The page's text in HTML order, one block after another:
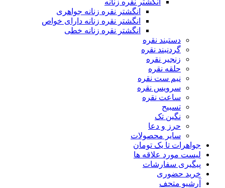
انگشتر نقره زنانه جواهری
انگشتر نقره زنانه دارای خواص
انگشتر نقره زنانه خطی
دستبند نقره
گردنبند نقره
زنجیر نقره
حلقه نقره
نیم ست نقره
سرویس نقره
ساعت نقره
تسبیح
نگین تک
حرز و دعا
سایر محصولات
جواهرات تا یک تومان
لیست مورد علاقه ها
پیگیری سفارشات
خرید حضوری
آرشیو متحف